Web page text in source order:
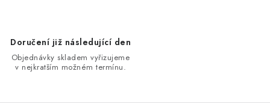
Doručení již následující den
Objednávky skladem vyřizujeme
v nejkratším možném termínu.